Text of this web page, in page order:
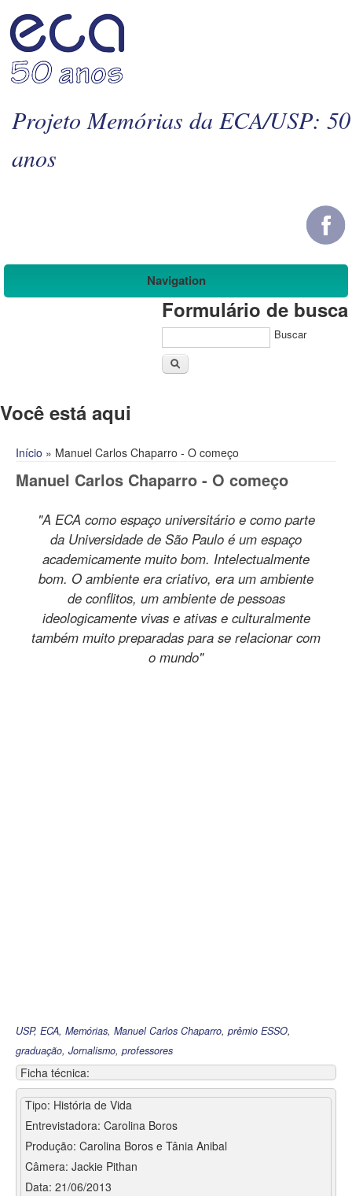
Projeto Memórias da ECA/USP: 50
anos
Navigation
Formulário de busca
Buscar
Você está aqui
Início » Manuel Carlos Chaparro - O começo
Manuel Carlos Chaparro - O começo
"A ECA como espaço universitário e como parte
da Universidade de São Paulo é um espaço
academicamente muito bom. Intelectualmente
bom. O ambiente era criativo, era um ambiente
de conflitos, um ambiente de pessoas
ideologicamente vivas e ativas e culturalmente
também muito preparadas para se relacionar com
o mundo"
USP, ECA, Memórias, Manuel Carlos Chaparro, prêmio ESSO,
graduação, Jornalismo, professores
Ficha técnica:
Tipo: História de Vida
Entrevistadora: Carolina Boros
Produção: Carolina Boros e Tânia Anibal
Câmera: Jackie Pithan
Data: 21/06/2013